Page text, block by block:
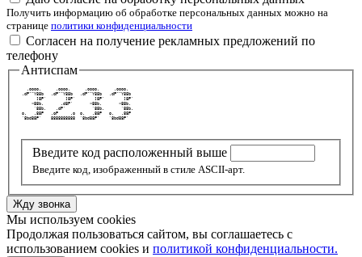
Получить информацию об обработке персональных данных можно на
странице политики конфиденциальности
Согласен на получение рекламных предложений по
телефону
Антиспам
   .oooo.      .oooo.      .oooo.      .oooo.
.dP""Y88b   .dP""Y88b   .dP""Y88b   .dP""Y88b
       ]8P'        ]8P'        ]8P'        ]8P'
     <88b.       .d8P'       <88b.       <88b.
      `88b.    .dP'           `88b.       `88b.
o.   .88P   .oP     .o  o.   .88P   o.   .88P
`8bd88P'    8888888888  `8bd88P'    `8bd88P'
Введите код расположенный выше
Введите код, изображенный в стиле ASCII-арт.
Жду звонка
Мы используем cookies
Продолжая пользоваться сайтом, вы соглашаетесь с
использованием cookies и политикой конфиденциальности.